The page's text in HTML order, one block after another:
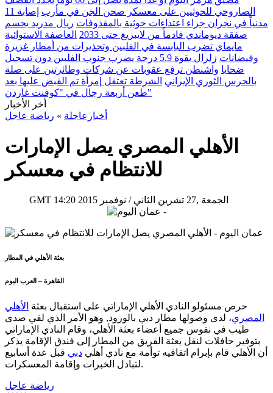
الصاروخي للحوثيين على معسكر صحن الجن في مأرب
إصابة 11
مدنياً في نجران جراء اعتداءات حوثية بالمقذوفات ريال مدريد يحسم
صفقة ديوماندي قادماً من لايبزيغ حتى 2033
العاصفة الاستوائية
مايماي تضرب اليابسة في الفلبين وتحذيرات من أمطار غزيرة
وفيضانات
زلزال بقوة 5.9 درجة يضرب جنوب الفلبين دون تسجيل
ضحايا واشنطن ترفع عقوبات عن شركات وطائرتين على صلة
بالحرس الثوري الإيراني الشرطة تعتقل إمرأة تم القبض عليها بعد
طعن أربعة رجال في "كوفنت غاردن"
أخر الأخبار
أخبارعاجلة » رياضة عاجل
الأهلي المصري يصل الإمارات
للانتظام في معسكر
GMT 14:20 2015 الجمعة ,27 تشرين الثاني / نوفمبر
بعثة الأهلي في المطار
القاهرة – العرب اليوم
حرص مسئولو النادي الأهلي الإماراتي على استقبال بعثة الأهلي
المصري، لدى وصولها مطار دبي بالورود, وهو الأمر الذي لقي صدى
طيب في نفوس جميع أعضاء بعثة الأهلي، وقام النادي الإماراتي
بتوفير حافلات لنقل بعثة الفريق من المطار إلى فندق الإقامة يذكر
أن الأهلي قام بإبرام اتفاقيه توأمة مع نادي أهلي دبي قبل عدة أسابيع
لتبادل الخبرات وإقامة المعسكرات.
رياضة عاجل